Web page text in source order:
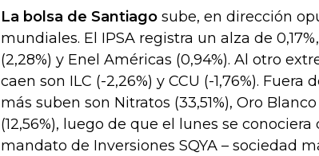
La bolsa de Santiago sube, en dirección
mundiales. El IPSA registra un alza de
(2,28%) y Enel Américas (0,94%). Al otro
caen son ILC (-2,26%) y CCU (-1,76%).
más suben son Nitratos (33,51%), Oro
(12,56%), luego de que el lunes se
mandato de Inversiones SQYA – sociedad